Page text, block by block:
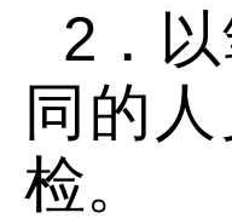
2．
同的
检。